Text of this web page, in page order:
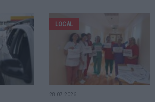
LOCAL
28.07.2026